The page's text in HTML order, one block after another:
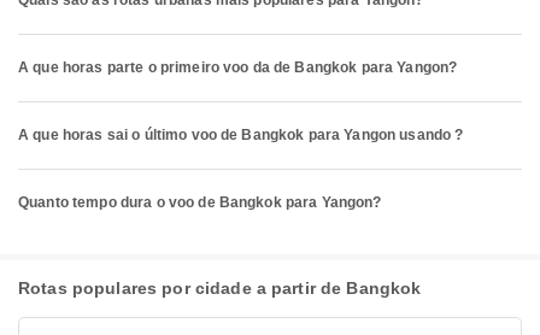
A que horas parte o primeiro voo da de Bangkok para Yangon?
A que horas sai o último voo de Bangkok para Yangon usando ?
Quanto tempo dura o voo de Bangkok para Yangon?
Rotas populares por cidade a partir de Bangkok